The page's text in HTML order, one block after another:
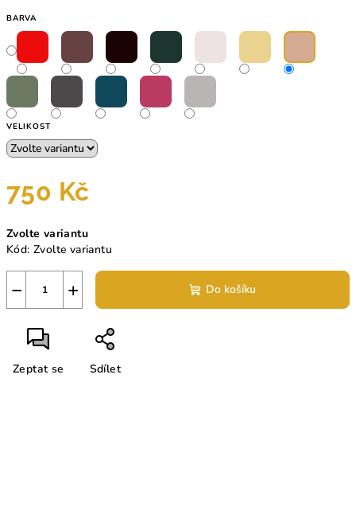
BARVA
VELIKOST
750 Kč
cena:
Zvolte variantu
Kód: Zvolte variantu
+
− Do košíku
Zeptat se Sdílet